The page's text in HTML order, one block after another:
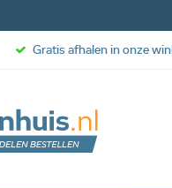
Gratis afhalen in onze